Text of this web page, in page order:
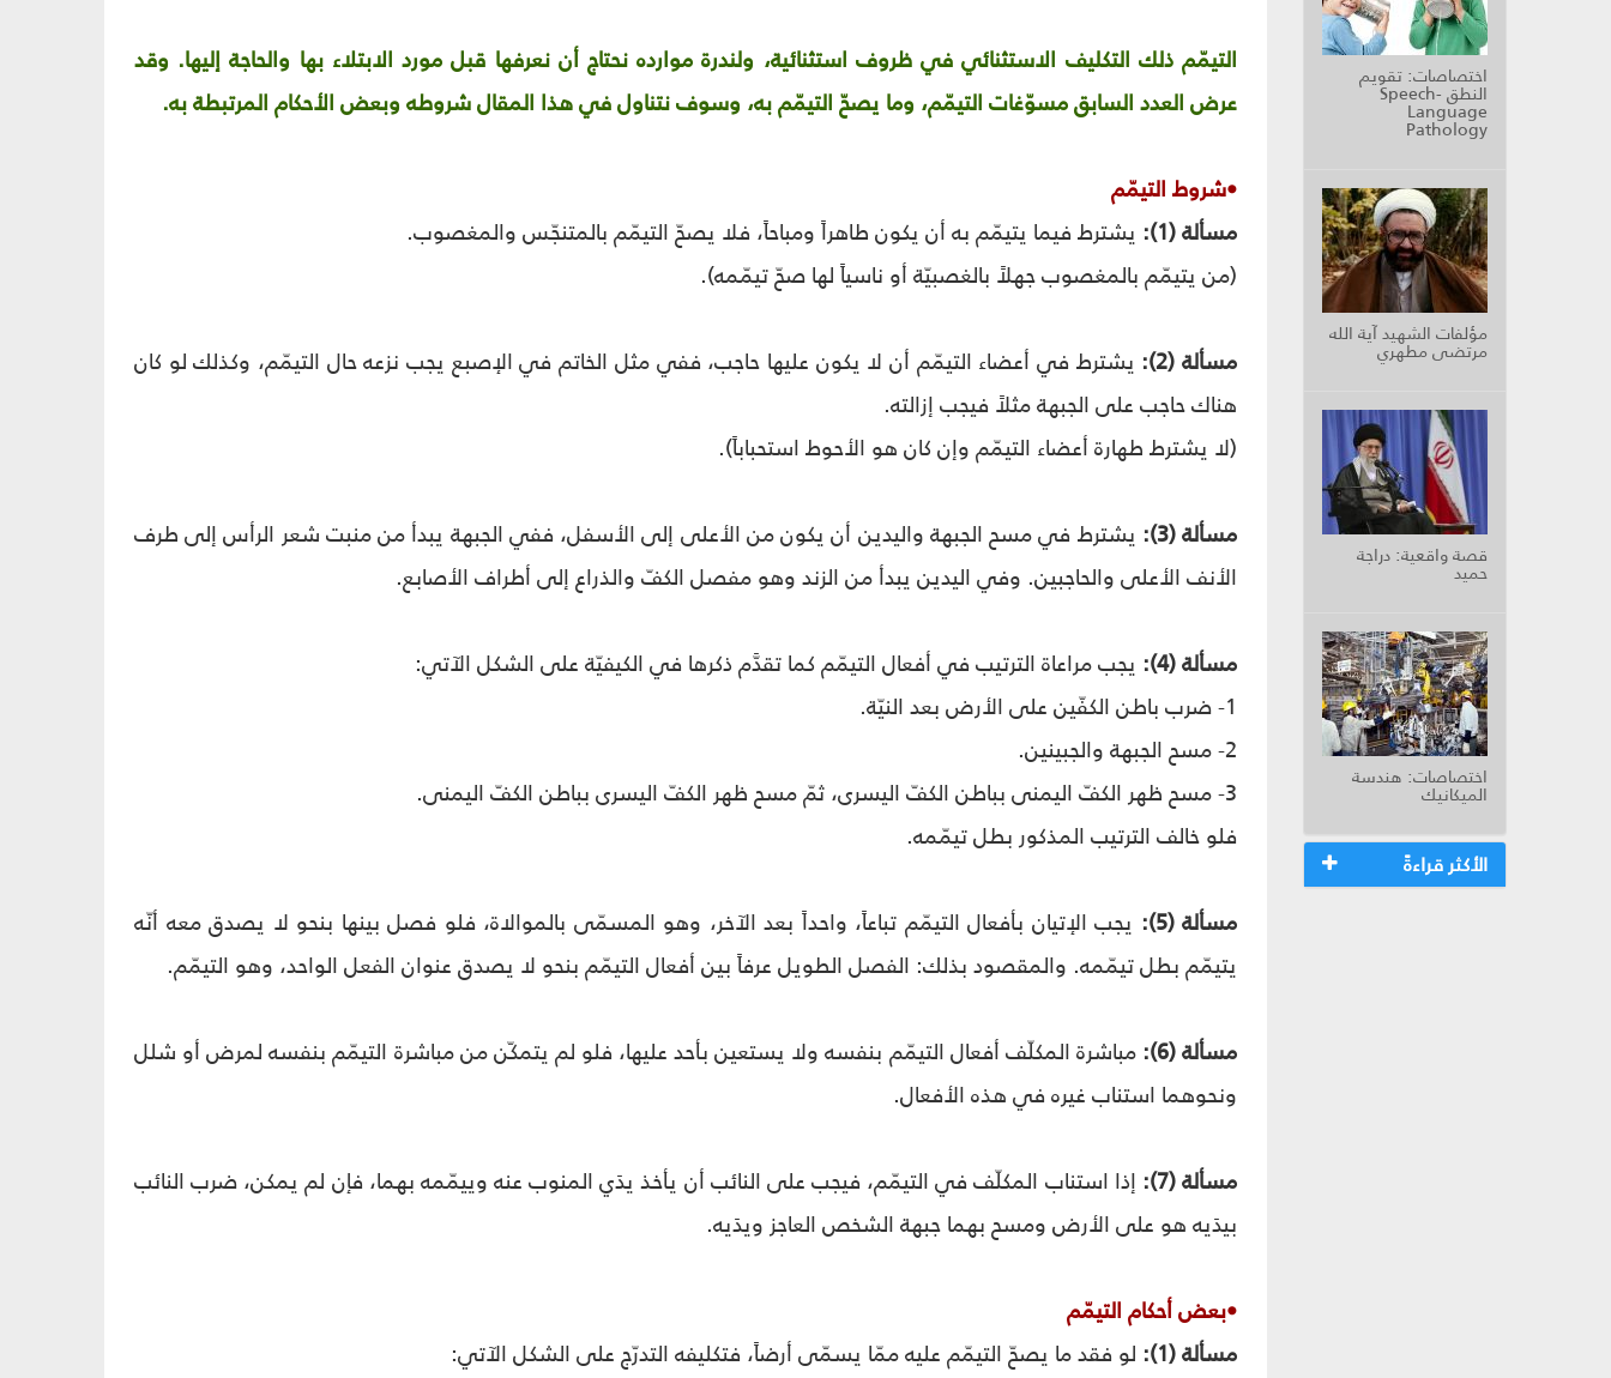
اختصاصات: تقويم
النطق Speech-
Language
Pathology
مؤلفات الشهيد آية الله
مرتضى مطهري
قصة واقعية: دراجة
حميد
اختصاصات: هندسة
الميكانيك
الأكثر قراءةً
التيمّم ذلك التكليف الاستثنائي في ظروف استثنائية، ولندرة موارده نحتاج أن نعرفها قبل مورد الابتلاء بها والحاجة إليها. وقد
عرض العدد السابق مسوّغات التيمّم، وما يصحّ التيمّم به، وسوف نتناول في هذا المقال شروطه وبعض الأحكام المرتبطة به.
•شروط التيمّم
مسألة (1):
يشترط فيما يتيمّم به أن يكون طاهراً ومباحاً، فلا يصحّ التيمّم بالمتنجّس والمغصوب.
(من يتيمّم بالمغصوب جهلاً بالغصبيّة أو ناسياً لها صحّ تيمّمه).
مسألة (2):
يشترط في أعضاء التيمّم أن لا يكون عليها حاجب، ففي مثل الخاتم في الإصبع يجب نزعه حال التيمّم، وكذلك لو كان
هناك حاجب على الجبهة مثلاً فيجب إزالته.
(لا يشترط طهارة أعضاء التيمّم وإن كان هو الأحوط استحباباً).
مسألة (3):
يشترط في مسح الجبهة واليدين أن يكون من الأعلى إلى الأسفل، ففي الجبهة يبدأ من منبت شعر الرأس إلى طرف
الأنف الأعلى والحاجبين. وفي اليدين يبدأ من الزند وهو مفصل الكفّ والذراع إلى أطراف الأصابع.
مسألة (4):
يجب مراعاة الترتيب في أفعال التيمّم كما تقدَّم ذكرها في الكيفيّة على الشكل الآتي:
1- ضرب باطن الكفّين على الأرض بعد النيّة.
2- مسح الجبهة والجبينين.
3- مسح ظهر الكفّ اليمنى بباطن الكفّ اليسرى، ثمّ مسح ظهر الكفّ اليسرى بباطن الكفّ اليمنى.
فلو خالف الترتيب المذكور بطل تيمّمه.
مسألة (5):
يجب الإتيان بأفعال التيمّم تباعاً، واحداً بعد الآخر، وهو المسمّى بالموالاة، فلو فصل بينها بنحو لا يصدق معه أنّه
يتيمّم بطل تيمّمه. والمقصود بذلك: الفصل الطويل عرفاً بين أفعال التيمّم بنحو لا يصدق عنوان الفعل الواحد، وهو التيمّم.
مسألة (6):
مباشرة المكلّف أفعال التيمّم بنفسه ولا يستعين بأحد عليها، فلو لم يتمكّن من مباشرة التيمّم بنفسه لمرض أو شلل
ونحوهما استناب غيره في هذه الأفعال.
مسألة (7):
إذا استناب المكلّف في التيمّم، فيجب على النائب أن يأخذ يدَي المنوب عنه وييمّمه بهما، فإن لم يمكن، ضرب النائب
بيدَيه هو على الأرض ومسح بهما جبهة الشخص العاجز ويدَيه.
•بعض أحكام التيمّم
مسألة (1):
لو فقد ما يصحّ التيمّم عليه ممّا يسمّى أرضاً، فتكليفه التدرّج على الشكل الآتي: